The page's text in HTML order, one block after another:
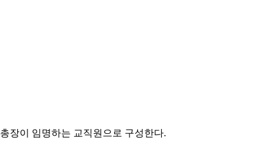
장이 임명하는 교직원으로 구성한다.